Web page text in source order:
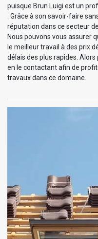
puisque Brun Luigi est un
. Grâce à son savoir-faire
réputation dans ce secteur
Nous pouvons vous assurer
le meilleur travail à des prix
délais des plus rapides.
en le contactant afin de
travaux dans ce domaine.